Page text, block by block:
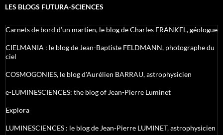
LES BLOGS FUTURA-SCIENCES
Carnets de bord d’un martien, le blog de Charles FRANKEL, géologue
CIELMANIA : le blog de Jean-Baptiste FELDMANN, photographe du
ciel
COSMOGONIES, le blog d'Aurélien BARRAU, astrophysicien
e-LUMINESCIENCES: the blog of Jean-Pierre Luminet
Explora
LUMINESCIENCES : le blog de Jean-Pierre LUMINET, astrophysicien